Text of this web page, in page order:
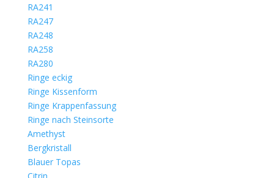
RA241
RA247
RA248
RA258
RA280
Ringe eckig
Ringe Kissenform
Ringe Krappenfassung
Ringe nach Steinsorte
Amethyst
Bergkristall
Blauer Topas